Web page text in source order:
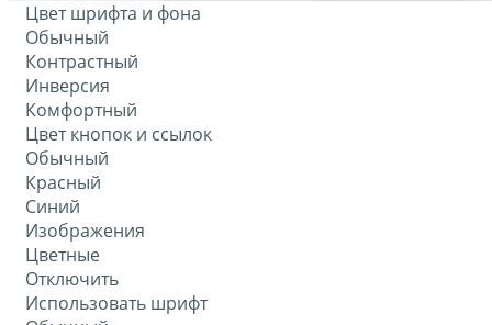
Цвет шрифта и фона
Обычный
Контрастный
Инверсия
Комфортный
Цвет кнопок и ссылок
Обычный
Красный
Синий
Изображения
Цветные
Отключить
Использовать шрифт